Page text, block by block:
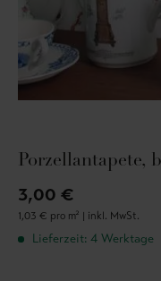
Porzellantapete,
3,00 €
1,03 € pro m² | inkl. MwSt.
Lieferzeit: 4 Werktage